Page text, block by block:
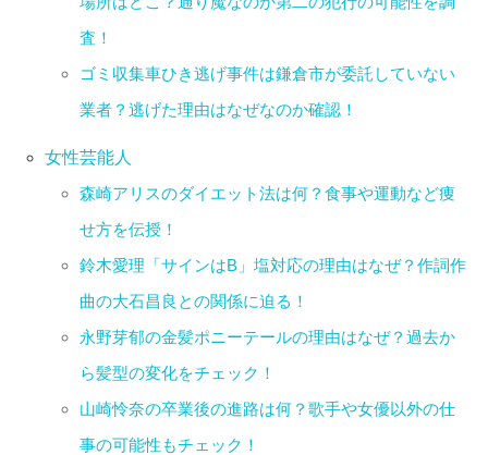
査！
ゴミ収集車ひき逃げ事件は鎌倉市が委託していない
業者？逃げた理由はなぜなのか確認！
女性芸能人
森崎アリスのダイエット法は何？食事や運動など痩
せ方を伝授！
鈴木愛理「サインはB」塩対応の理由はなぜ？作詞作
曲の大石昌良との関係に迫る！
永野芽郁の金髪ポニーテールの理由はなぜ？過去か
ら髪型の変化をチェック！
山崎怜奈の卒業後の進路は何？歌手や女優以外の仕
事の可能性もチェック！